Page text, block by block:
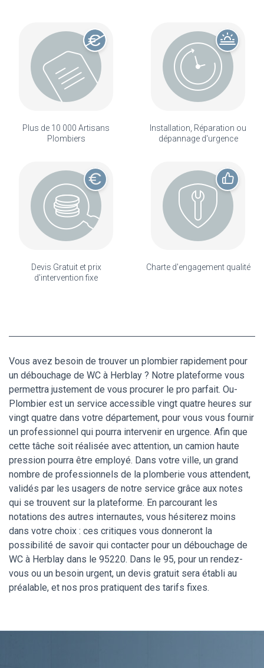
Plus de 10 000 Artisans
Plombiers
Installation, Réparation ou
dépannage d'urgence
Devis Gratuit et prix
d'intervention fixe
Charte d'engagement qualité
Vous avez besoin de trouver un plombier rapidement pour
un débouchage de WC à Herblay ? Notre plateforme vous
permettra justement de vous procurer le pro parfait. Ou-
Plombier est un service accessible vingt quatre heures sur
vingt quatre dans votre département, pour vous vous fournir
un professionnel qui pourra intervenir en urgence. Afin que
cette tâche soit réalisée avec attention, un camion haute
pression pourra être employé. Dans votre ville, un grand
nombre de professionnels de la plomberie vous attendent,
validés par les usagers de notre service grâce aux notes
qui se trouvent sur la plateforme. En parcourant les
notations des autres internautes, vous hésiterez moins
dans votre choix : ces critiques vous donneront la
possibilité de savoir qui contacter pour un débouchage de
WC à Herblay dans le 95220. Dans le 95, pour un rendez-
vous ou un besoin urgent, un devis gratuit sera établi au
préalable, et nos pros pratiquent des tarifs fixes.